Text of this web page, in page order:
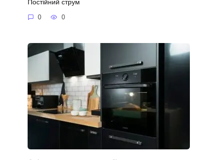
Постійний струм
0 0